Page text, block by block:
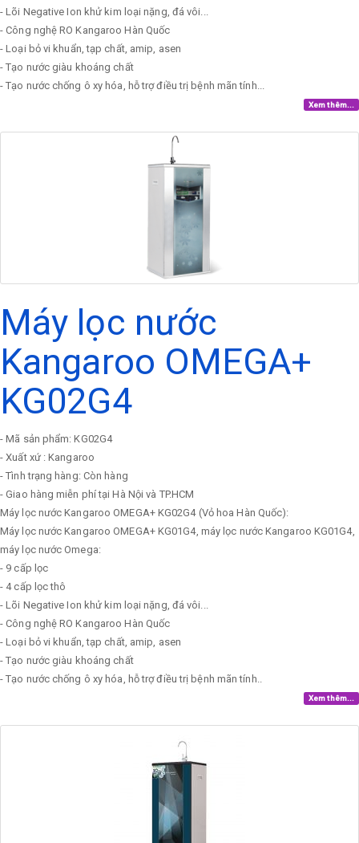
- Lõi Negative Ion khử kim loại nặng, đá vôi...
- Công nghệ RO Kangaroo Hàn Quốc
- Loại bỏ vi khuẩn, tạp chất, amip, asen
- Tạo nước giàu khoáng chất
- Tạo nước chống ô xy hóa, hỗ trợ điều trị bệnh mãn tính...
Xem thêm...
Máy lọc nước
Kangaroo OMEGA+
KG02G4
- Mã sản phẩm: KG02G4
- Xuất xứ : Kangaroo
- Tình trạng hàng: Còn hàng
- Giao hàng miễn phí tại Hà Nội và TP.HCM
Máy lọc nước Kangaroo OMEGA+ KG02G4 (Vỏ hoa Hàn Quốc):
Máy lọc nước Kangaroo OMEGA+ KG01G4, máy lọc nước Kangaroo KG01G4,
máy lọc nước Omega:
- 9 cấp lọc
- 4 cấp lọc thô
- Lõi Negative Ion khử kim loại nặng, đá vôi...
- Công nghệ RO Kangaroo Hàn Quốc
- Loại bỏ vi khuẩn, tạp chất, amip, asen
- Tạo nước giàu khoáng chất
- Tạo nước chống ô xy hóa, hỗ trợ điều trị bệnh mãn tính..
Xem thêm...